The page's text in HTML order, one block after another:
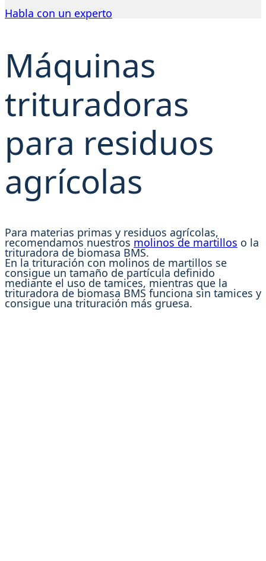
Habla con un experto
Máquinas
trituradoras
para residuos
agrícolas
Para materias primas y residuos agrícolas,
recomendamos nuestros molinos de martillos o la
trituradora de biomasa BMS.
En la trituración con molinos de martillos se
consigue un tamaño de partícula definido
mediante el uso de tamices, mientras que la
trituradora de biomasa BMS funciona sin tamices y
consigue una trituración más gruesa.